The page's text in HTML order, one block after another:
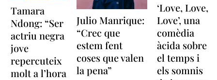
Tamara
Ndong: “Ser
actriu negra
jove
repercuteix
molt a l’hora
Julio Manrique:
“Crec que
estem fent
coses que valen
la pena”
‘Love, Love,
Love’, una
comèdia
àcida sobre
el temps i
els somnis